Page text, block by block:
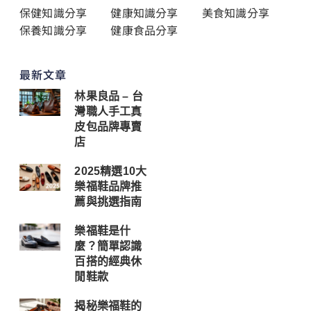
保健知識分享
健康知識分享
美食知識分享
保養知識分享
健康食品分享
最新文章
林果良品 – 台
灣職人手工真
皮包品牌專賣
店
2025精選10大
樂福鞋品牌推
薦與挑選指南
樂福鞋是什
麼？簡單認識
百搭的經典休
閒鞋款
揭秘樂福鞋的